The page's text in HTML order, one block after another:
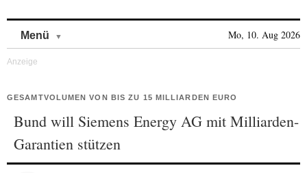
Menü Mo, 10. Aug 2026
GESAMTVOLUMEN VON BIS ZU 15 MILLIARDEN EURO
Bund will Siemens Energy AG mit Milliarden-
Garantien stützen